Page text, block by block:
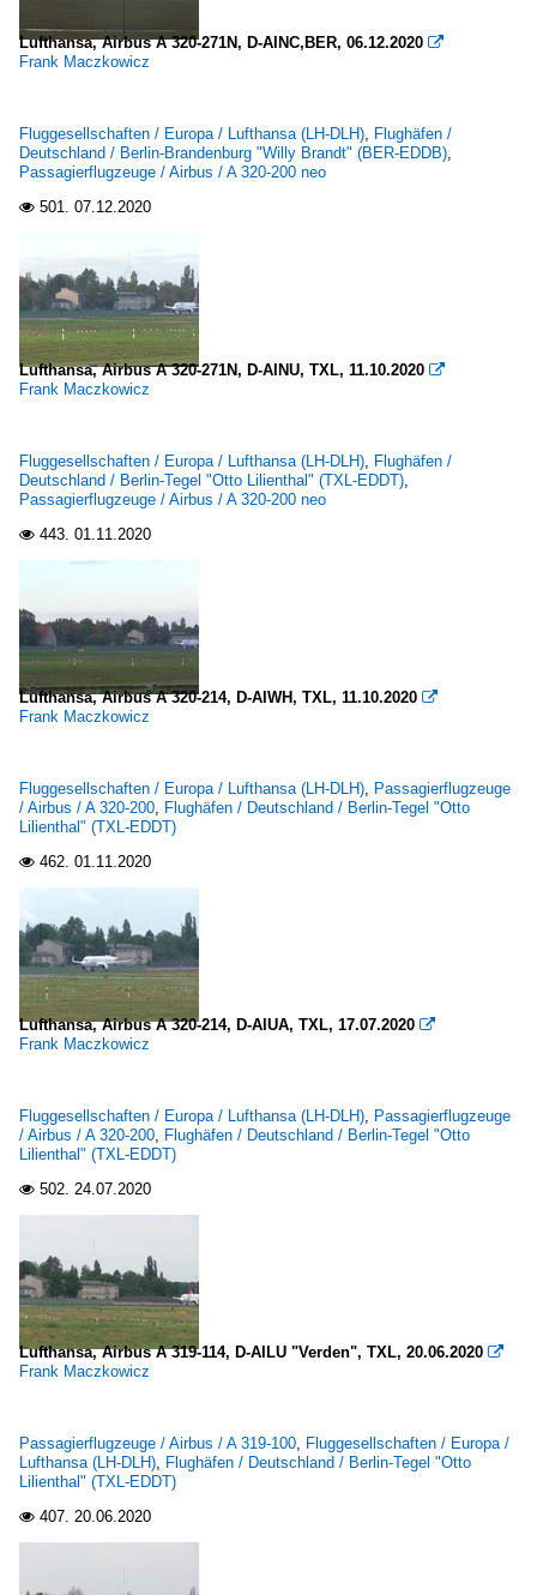
Lufthansa, Airbus A 320-271N, D-AINC,BER, 06.12.2020 
Frank Maczkowicz
Fluggesellschaften / Europa / Lufthansa (LH-DLH), Flughäfen /
Deutschland / Berlin-Brandenburg "Willy Brandt" (BER-EDDB),
Passagierflugzeuge / Airbus / A 320-200 neo
 501. 07.12.2020
Lufthansa, Airbus A 320-271N, D-AINU, TXL, 11.10.2020 
Frank Maczkowicz
Fluggesellschaften / Europa / Lufthansa (LH-DLH), Flughäfen /
Deutschland / Berlin-Tegel "Otto Lilienthal" (TXL-EDDT),
Passagierflugzeuge / Airbus / A 320-200 neo
 443. 01.11.2020
Lufthansa, Airbus A 320-214, D-AIWH, TXL, 11.10.2020 
Frank Maczkowicz
Fluggesellschaften / Europa / Lufthansa (LH-DLH), Passagierflugzeuge
/ Airbus / A 320-200, Flughäfen / Deutschland / Berlin-Tegel "Otto
Lilienthal" (TXL-EDDT)
 462. 01.11.2020
Lufthansa, Airbus A 320-214, D-AIUA, TXL, 17.07.2020 
Frank Maczkowicz
Fluggesellschaften / Europa / Lufthansa (LH-DLH), Passagierflugzeuge
/ Airbus / A 320-200, Flughäfen / Deutschland / Berlin-Tegel "Otto
Lilienthal" (TXL-EDDT)
 502. 24.07.2020
Lufthansa, Airbus A 319-114, D-AILU "Verden", TXL, 20.06.2020 
Frank Maczkowicz
Passagierflugzeuge / Airbus / A 319-100, Fluggesellschaften / Europa /
Lufthansa (LH-DLH), Flughäfen / Deutschland / Berlin-Tegel "Otto
Lilienthal" (TXL-EDDT)
 407. 20.06.2020